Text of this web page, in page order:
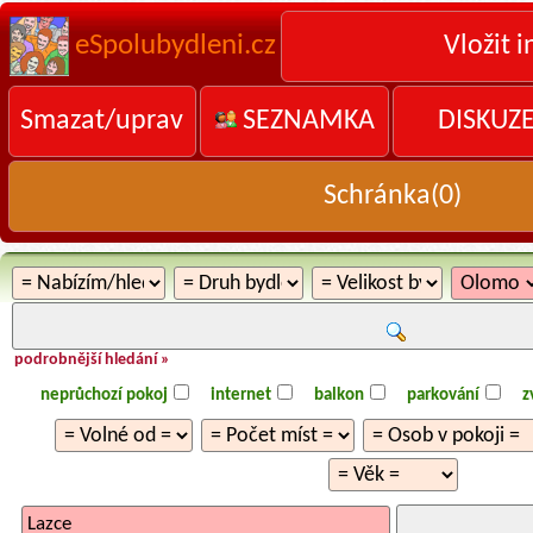
eSpolubydleni.cz Vložit
Smazat/uprav SEZNAMKA
Schránka(0)
podrobnější hledání »
neprůchozí pokoj internet balkon parkování